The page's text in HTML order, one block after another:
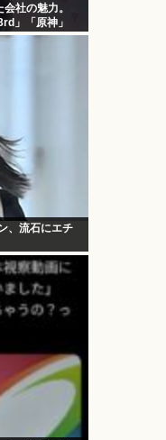
社の魅力。
」「原神」
、流石にエチ